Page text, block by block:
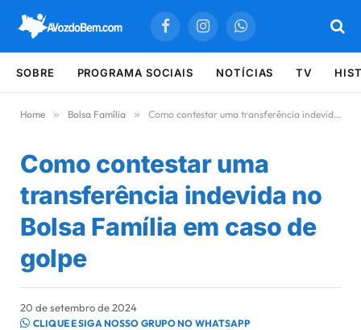
FacebookInstagramWhatsApp
SOBRE PROGRAMA SOCIAIS NOTÍCIAS TV
Home » Bolsa Família » Como contestar uma transferência indevida no Bolsa Família em caso de golpe
Como contestar uma
transferência indevida no
Bolsa Família em caso de
golpe
20 de setembro de 2024
CLIQUE E SIGA NOSSO GRUPO NO WHATSAPP